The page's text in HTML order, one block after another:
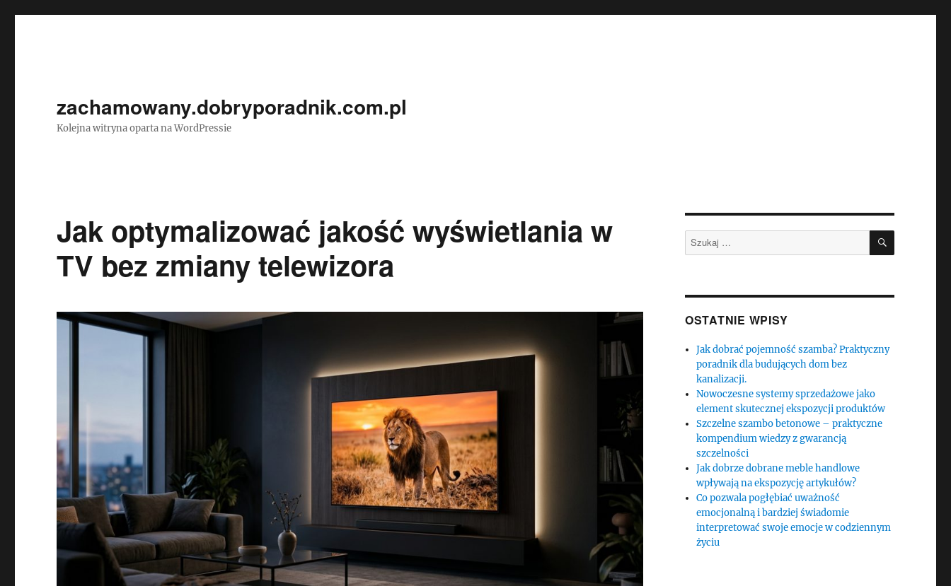
zachamowany.dobryporadnik.com.pl
Kolejna witryna oparta na WordPressie
Jak optymalizować jakość wyświetlania w
TV bez zmiany telewizora
Szukaj: SZUKAJ
OSTATNIE WPISY
Jak dobrać pojemność szamba? Praktyczny
poradnik dla budujących dom bez
kanalizacji.
Nowoczesne systemy sprzedażowe jako
element skutecznej ekspozycji produktów
Szczelne szambo betonowe – praktyczne
kompendium wiedzy z gwarancją
szczelności
Jak dobrze dobrane meble handlowe
wpływają na ekspozycję artykułów?
Co pozwala pogłębiać uważność
emocjonalną i bardziej świadomie
interpretować swoje emocje w codziennym
życiu